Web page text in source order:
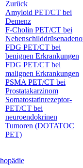
Zurück
Amyloid PET/CT bei
Demenz
F-Cholin PET/CT bei
FDG PET/CT bei
benignen Erkrankungen
FDG PET/CT bei
malignen Erkrankungen
PSMA PET/CT bei
Prostatakarzinom
Somatostatinrezeptor-
PET/CT bei
neuroendokrinen
Tumoren (DOTATOC
PET)